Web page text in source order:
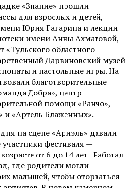
«Знание» прошли
для взрослых и детей,
Юрия Гагарина и лекции
имени Анны Ахматовой,
«Тульского областного
Дарвиновский музей
и настольные игры. На
благотворительные
Добра», центр
помощи «Ранчо»,
и «Артель Блаженных».
на сцене«Ариэль» давали
фестиваля —
от 6 до 14 лет. Работал
где родители могли
малышей, чтобы оторваться